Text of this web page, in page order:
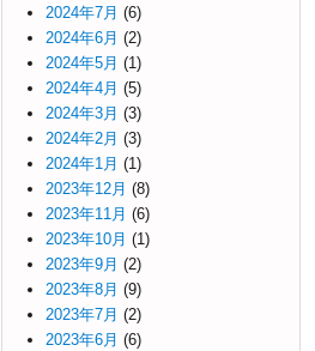
2024年7月 (6)
2024年6月 (2)
2024年5月 (1)
2024年4月 (5)
2024年3月 (3)
2024年2月 (3)
2024年1月 (1)
2023年12月 (8)
2023年11月 (6)
2023年10月 (1)
2023年9月 (2)
2023年8月 (9)
2023年7月 (2)
2023年6月 (6)